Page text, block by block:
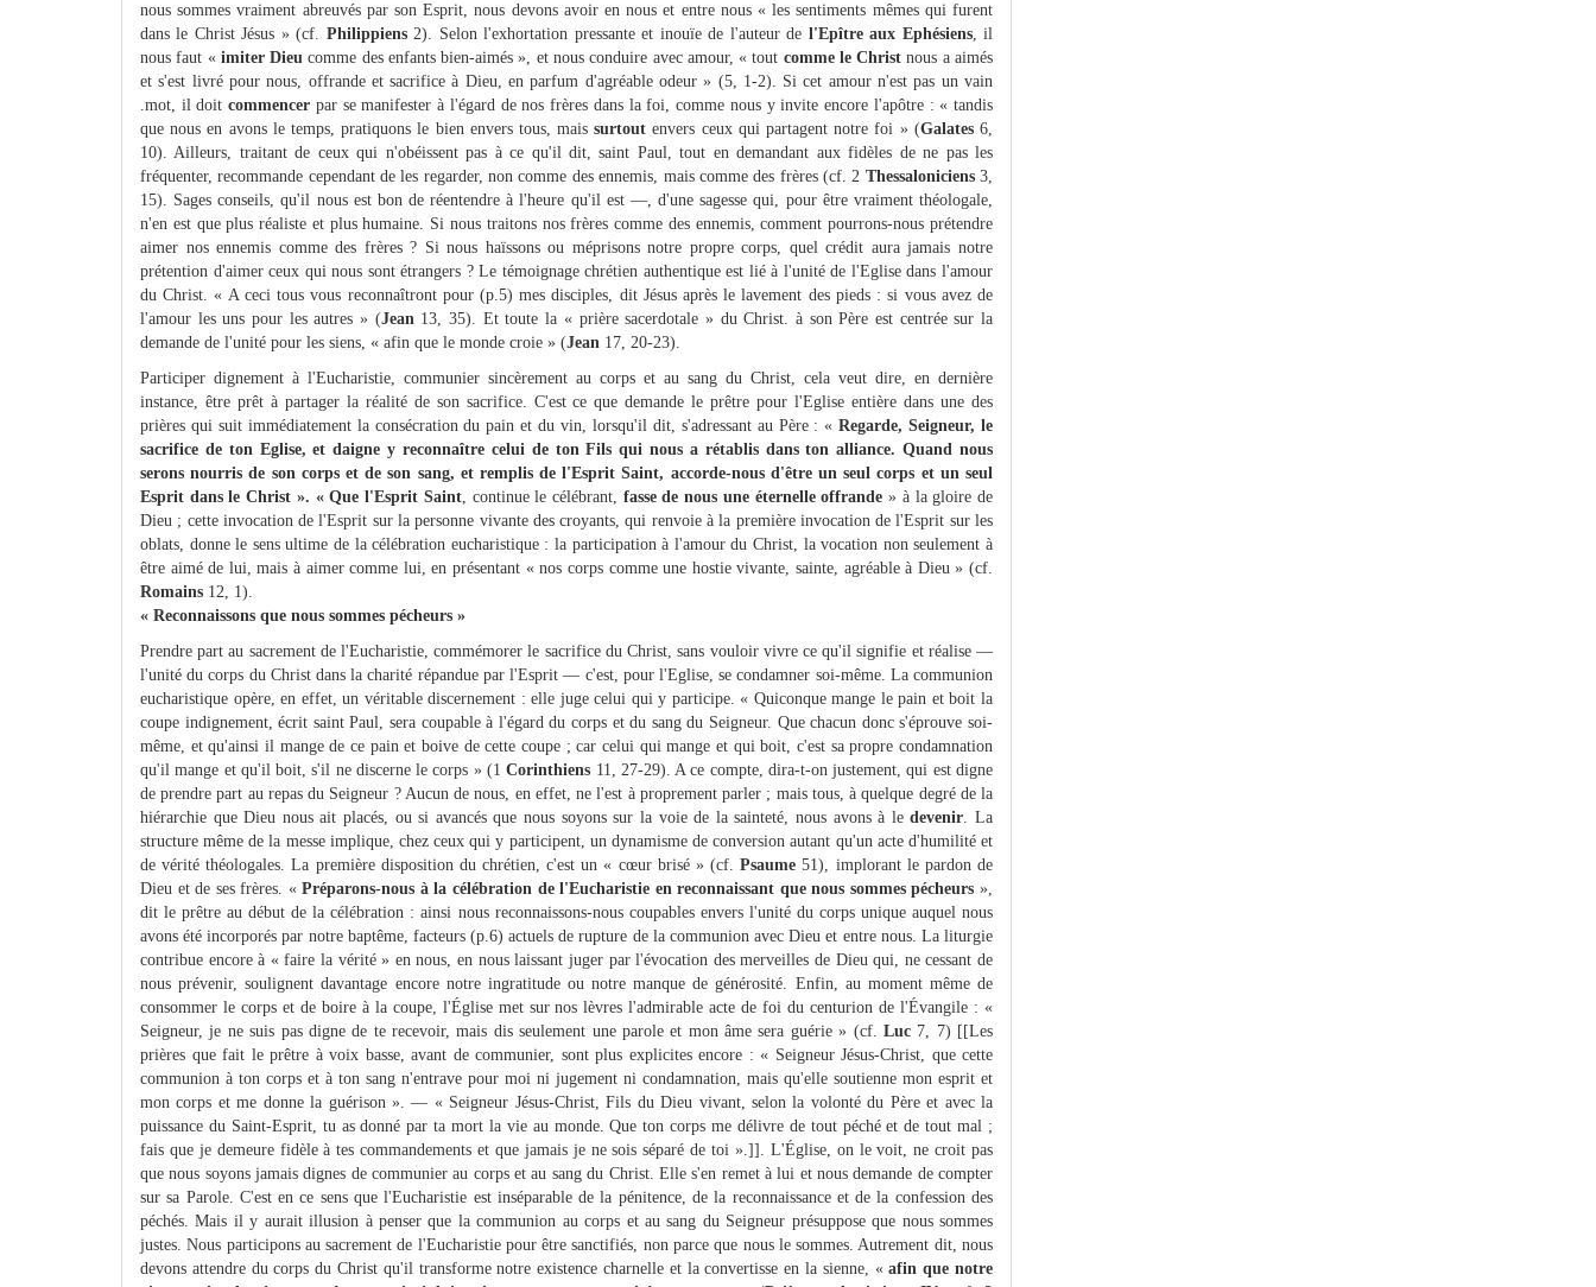
nous sommes vraiment abreuvés par son Esprit, nous devons avoir en nous et entre nous « les sentiments mêmes qui furent
dans le Christ Jésus » (cf. Philippiens2). Selon l'exhortation pressante et inouïe de l'auteur de l'Epître aux Ephésiens, il
nous faut « imiter Dieu comme des enfants bien-aimés », et nous conduire avec amour, « tout comme le Christ nous a aimés
et s'est livré pour nous, offrande et sacrifice à Dieu, en parfum d'agréable odeur » (5, 1-2). Si cet amour n'est pas un vain
.mot, il doitcommencer par se manifester à l'égard de nos frères dans la foi, comme nous y invite encore l'apôtre : « tandis
que nous en avons le temps, pratiquons le bien envers tous, maissurtout envers ceux qui partagent notre foi » (Galates6,
10). Ailleurs, traitant de ceux qui n'obéissent pas à ce qu'il dit, saint Paul, tout en demandant aux fidèles de ne pas les
fréquenter, recommande cependant de les regarder, non comme des ennemis, mais comme des frères (cf. 2 Thessaloniciens3,
15). Sages conseils, qu'il nous est bon de réentendre à l'heure qu'il est —, d'une sagesse qui, pour être vraiment théologale,
n'en est que plus réaliste et plus humaine. Si nous traitons nos frères comme des ennemis, comment pourrons-nous prétendre
aimer nos ennemis comme des frères ? Si nous haïssons ou méprisons notre propre corps, quel crédit aura jamais notre
prétention d'aimer ceux qui nous sont étrangers ? Le témoignage chrétien authentique est lié à l'unité de l'Eglise dans l'amour
du Christ. « A ceci tous vous reconnaîtront pour (p.5) mes disciples, dit Jésus après le lavement des pieds : si vous avez de
l'amour les uns pour les autres » (Jean13, 35). Et toute la « prière sacerdotale » du Christ. à son Père est centrée sur la
demande de l'unité pour les siens, « afin que le monde croie » (Jean 17, 20-23).
Participer dignement à l'Eucharistie, communier sincèrement au corps et au sang du Christ, cela veut dire, en dernière
instance, être prêt à partager la réalité de son sacrifice. C'est ce que demande le prêtre pour l'Eglise entière dans une des
prières qui suit immédiatement la consécration du pain et du vin, lorsqu'il dit, s'adressant au Père : «Regarde, Seigneur, le
sacrifice de ton Eglise, et daigne y reconnaître celui de ton Fils qui nous a rétablis dans ton alliance. Quand nous
serons nourris de son corps et de son sang, et remplis de l'Esprit Saint, accorde-nous d'être un seul corps et un seul
Esprit dans le Christ ». « Que l'Esprit Saint, continue le célébrant, fasse de nous une éternelle offrande » à la gloire de
Dieu ; cette invocation de l'Esprit sur la personne vivante des croyants, qui renvoie à la première invocation de l'Esprit sur les
oblats, donne le sens ultime de la célébration eucharistique : la participation à l'amour du Christ, la vocation non seulement à
être aimé de lui, mais à aimer comme lui, en présentant « nos corps comme une hostie vivante, sainte, agréable à Dieu » (cf.
Romains 12, 1).
« Reconnaissons que nous sommes pécheurs »
Prendre part au sacrement de l'Eucharistie, commémorer le sacrifice du Christ, sans vouloir vivre ce qu'il signifie et réalise —
l'unité du corps du Christ dans la charité répandue par l'Esprit — c'est, pour l'Eglise, se condamner soi-même. La communion
eucharistique opère, en effet, un véritable discernement : elle juge celui qui y participe. « Quiconque mange le pain et boit la
coupe indignement, écrit saint Paul, sera coupable à l'égard du corps et du sang du Seigneur. Que chacun donc s'éprouve soi-
même, et qu'ainsi il mange de ce pain et boive de cette coupe ; car celui qui mange et qui boit, c'est sa propre condamnation
qu'il mange et qu'il boit, s'il ne discerne le corps » (1Corinthiens 11, 27-29). A ce compte, dira-t-on justement, qui est digne
de prendre part au repas du Seigneur ? Aucun de nous, en effet, ne l'est à proprement parler ; mais tous, à quelque degré de la
hiérarchie que Dieu nous ait placés, ou si avancés que nous soyons sur la voie de la sainteté, nous avons à ledevenir. La
structure même de la messe implique, chez ceux qui y participent, un dynamisme de conversion autant qu'un acte d'humilité et
de vérité théologales. La première disposition du chrétien, c'est un « cœur brisé » (cf.Psaume 51), implorant le pardon de
Dieu et de ses frères. «Préparons-nous à la célébration de l'Eucharistie en reconnaissant que nous sommes pécheurs »,
dit le prêtre au début de la célébration : ainsi nous reconnaissons-nous coupables envers l'unité du corps unique auquel nous
avons été incorporés par notre baptême, facteurs (p.6) actuels de rupture de la communion avec Dieu et entre nous. La liturgie
contribue encore à « faire la vérité » en nous, en nous laissant juger par l'évocation des merveilles de Dieu qui, ne cessant de
nous prévenir, soulignent davantage encore notre ingratitude ou notre manque de générosité. Enfin, au moment même de
consommer le corps et de boire à la coupe, l'Église met sur nos lèvres l'admirable acte de foi du centurion de l'Évangile : «
Seigneur, je ne suis pas digne de te recevoir, mais dis seulement une parole et mon âme sera guérie » (cf. Luc7, 7) [[Les
prières que fait le prêtre à voix basse, avant de communier, sont plus explicites encore : « Seigneur Jésus-Christ, que cette
communion à ton corps et à ton sang n'entrave pour moi ni jugement ni condamnation, mais qu'elle soutienne mon esprit et
mon corps et me donne la guérison ». — « Seigneur Jésus-Christ, Fils du Dieu vivant, selon la volonté du Père et avec la
puissance du Saint-Esprit, tu as donné par ta mort la vie au monde. Que ton corps me délivre de tout péché et de tout mal ;
fais que je demeure fidèle à tes commandements et que jamais je ne sois séparé de toi ».]]. L'Église, on le voit, ne croit pas
que nous soyons jamais dignes de communier au corps et au sang du Christ. Elle s'en remet à lui et nous demande de compter
sur sa Parole. C'est en ce sens que l'Eucharistie est inséparable de la pénitence, de la reconnaissance et de la confession des
péchés. Mais il y aurait illusion à penser que la communion au corps et au sang du Seigneur présuppose que nous sommes
justes. Nous participons au sacrement de l'Eucharistie pour être sanctifiés, non parce que nous le sommes. Autrement dit, nous
devons attendre du corps du Christ qu'il transforme notre existence charnelle et la convertisse en la sienne, «afin que notre